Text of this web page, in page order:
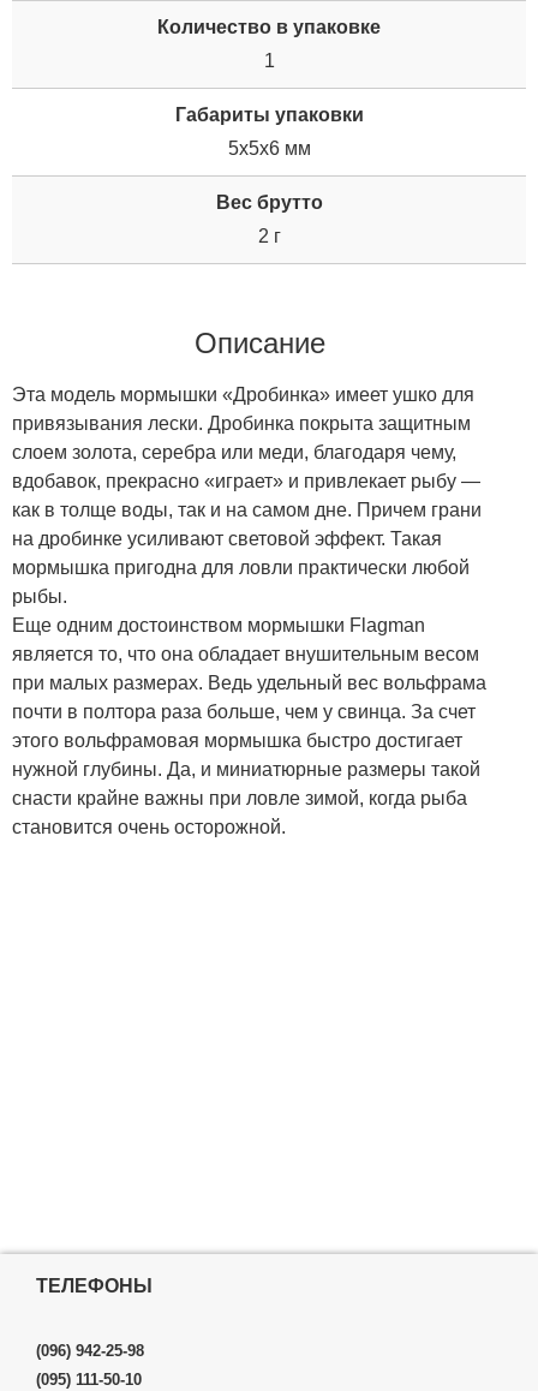
Количество в упаковке
1
Габариты упаковки
5x5x6 мм
Вес брутто
2 г
Описание
Эта модель мормышки «Дробинка» имеет ушко для
привязывания лески. Дробинка покрыта защитным
слоем золота, серебра или меди, благодаря чему,
вдобавок, прекрасно «играет» и привлекает рыбу —
как в толще воды, так и на самом дне. Причем грани
на дробинке усиливают световой эффект. Такая
мормышка пригодна для ловли практически любой
рыбы.
Еще одним достоинством мормышки Flagman
является то, что она обладает внушительным весом
при малых размерах. Ведь удельный вес вольфрама
почти в полтора раза больше, чем у свинца. За счет
этого вольфрамовая мормышка быстро достигает
нужной глубины. Да, и миниатюрные размеры такой
снасти крайне важны при ловле зимой, когда рыба
становится очень осторожной.
ТЕЛЕФОНЫ
(096) 942-25-98
(095) 111-50-10